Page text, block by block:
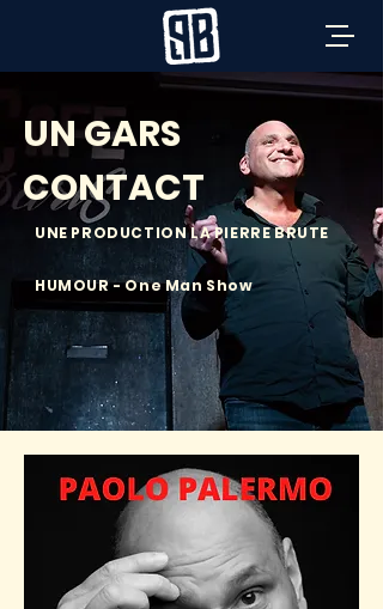
UN GARS
CONTACT
UNE PRODUCTION LA PIERRE BRUTE
HUMOUR - One Man Show